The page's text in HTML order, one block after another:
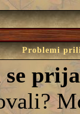
Problemi
se